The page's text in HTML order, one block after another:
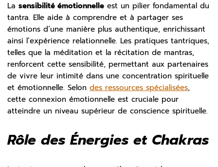
La sensibilité émotionnelle est un pilier fondamental du
tantra. Elle aide à comprendre et à partager ses
émotions d’une manière plus authentique, enrichissant
ainsi l’expérience relationnelle. Les pratiques tantriques,
telles que la méditation et la récitation de mantras,
renforcent cette sensibilité, permettant aux partenaires
de vivre leur intimité dans une concentration spirituelle
et émotionnelle. Selon des ressources spécialisées,
cette connexion émotionnelle est cruciale pour
atteindre un niveau supérieur de conscience spirituelle.
Rôle des Énergies et Chakras